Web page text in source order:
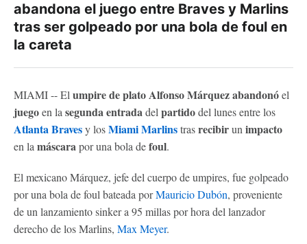
abandona el juego entre Braves y Marlins
tras ser golpeado por una bola de foul en
la careta
MIAMI -- El umpire de plato Alfonso Márquez abandonóel
juegoen la segunda entradadel partidodel lunes entre los
Atlanta Bravesy losMiami Marlinstrasrecibirun impacto
en la máscarapor una bola defoul.
El mexicano Márquez, jefe del cuerpo de umpires, fue golpeado
por una bola de foul bateada porMauricio Dubón, proveniente
de un lanzamiento sinker a 95 millas por hora del lanzador
derecho de los Marlins, Max Meyer.